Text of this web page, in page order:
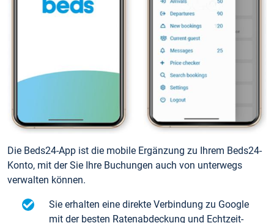
Die Beds24-App ist die mobile Ergänzung zu Ihrem Beds24-
Konto, mit der Sie Ihre Buchungen auch von unterwegs
verwalten können.
Sie erhalten eine direkte Verbindung zu Google
mit der besten Ratenabdeckung und Echtzeit-